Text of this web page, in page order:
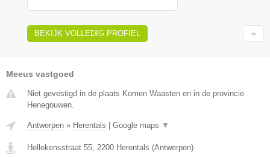
BEKIJK VOLLEDIG PROFIEL
Meeus vastgoed
Niet gevestigd in de plaats Komen Waasten en in de provincie
Henegouwen.
Antwerpen » Herentals Google maps ▼
Hellekensstraat 55, 2200 Herentals (Antwerpen)